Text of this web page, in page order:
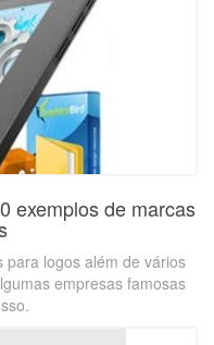
exemplos de marcas
para logos além de vários
empresas famosas